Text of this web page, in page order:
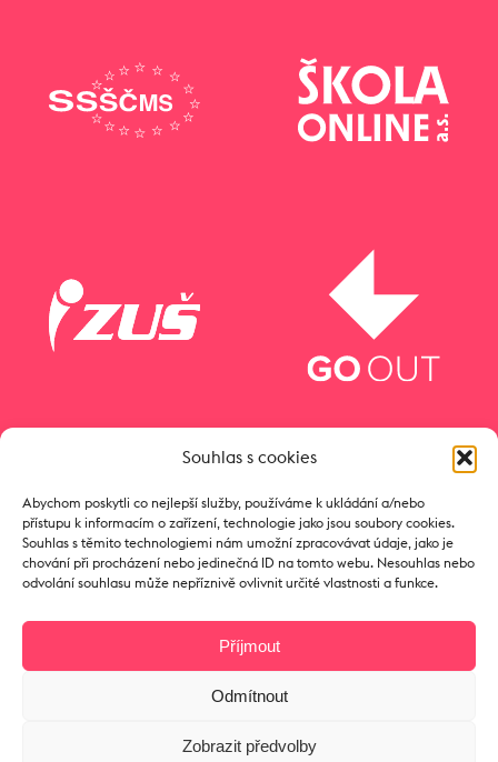
Souhlas s cookies
Abychom poskytli co nejlepší služby, používáme k ukládání a/nebo
přístupu k informacím o zařízení, technologie jako jsou soubory cookies.
Souhlas s těmito technologiemi nám umožní zpracovávat údaje, jako je
chování při procházení nebo jedinečná ID na tomto webu. Nesouhlas nebo
odvolání souhlasu může nepříznivě ovlivnit určité vlastnosti a funkce.
Příjmout
Odmítnout
Zobrazit předvolby